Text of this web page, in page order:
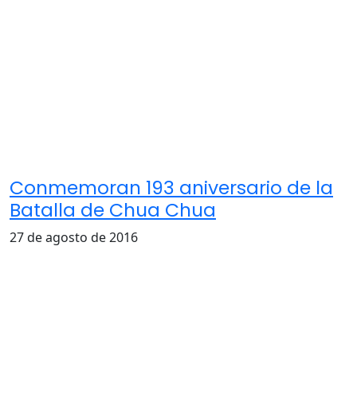
Conmemoran 193 aniversario de la
Batalla de Chua Chua
27 de agosto de 2016